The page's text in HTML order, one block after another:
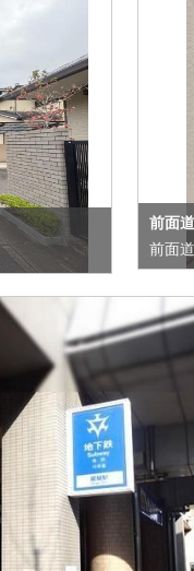
前面
前面